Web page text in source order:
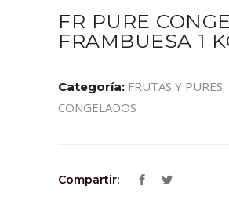
FR PURE
FRAMBUESA 1
Categoría: FRUTAS Y PURES
CONGELADOS
Compartir: